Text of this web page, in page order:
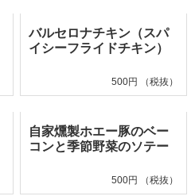
バルセロナチキン（スパ
イシーフライドチキン）
500円 （税抜）
自家燻製ホエー豚のベー
コンと季節野菜のソテー
500円 （税抜）